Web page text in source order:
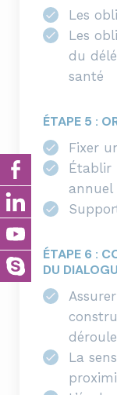
Les
Les
du
santé
ÉTAPE 5 :
Fixer
Établir
annuel
ÉTAPE 6 :
DU
La